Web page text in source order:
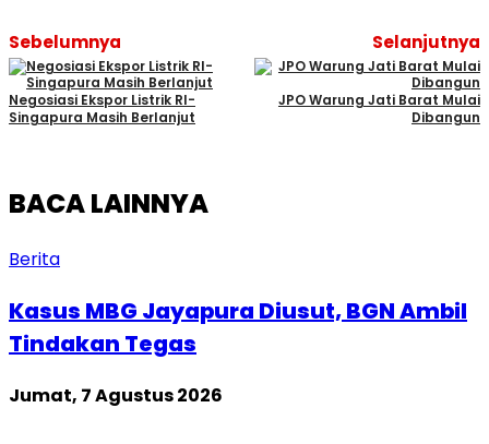
Sebelumnya
Negosiasi Ekspor Listrik RI-
Singapura Masih Berlanjut
Selanjutnya
JPO Warung Jati Barat Mulai
Dibangun
BACA LAINNYA
Berita
Kasus MBG Jayapura Diusut, BGN Ambil
Tindakan Tegas
Jumat, 7 Agustus 2026